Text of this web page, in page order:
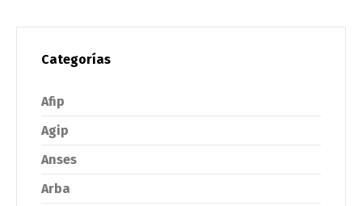
Categorías
Afip
Agip
Anses
Arba